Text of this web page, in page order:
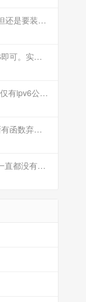
谢谢，wireguard已经在用了，但还是要装客户端。您这个方案连客户端都免了
可以的。配置参考IPv4改为IPv6即可。实在不会可以用wireguard，这个简单和稳定
大佬，请问没有ipv4公网地址，仅有ipv6公网能这样玩吗？
已经处理，因为是PHP版本更新有函数弃用导致。现已经修复
之前使用大佬的ros阿里云解析一直都没有问题 感谢大佬 但上个月开始阿里云的解析返回日志总是出错 日志值为alidns update error,不知为什么 所以请教一下大佬